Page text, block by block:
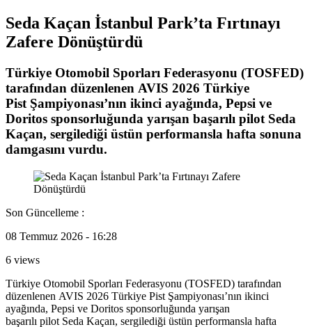
Seda Kaçan İstanbul Park’ta Fırtınayı
Zafere Dönüştürdü
Türkiye Otomobil Sporları Federasyonu (TOSFED)
tarafından düzenlenen AVIS 2026 Türkiye
Pist Şampiyonası’nın ikinci ayağında, Pepsi ve
Doritos sponsorluğunda yarışan başarılı pilot Seda
Kaçan, sergilediği üstün performansla hafta sonuna
damgasını vurdu.
Son Güncelleme :
08 Temmuz 2026 - 16:28
6 views
Türkiye Otomobil Sporları Federasyonu (TOSFED) tarafından
düzenlenen AVIS 2026 Türkiye Pist Şampiyonası’nın ikinci
ayağında, Pepsi ve Doritos sponsorluğunda yarışan
başarılı pilot Seda Kaçan, sergilediği üstün performansla hafta